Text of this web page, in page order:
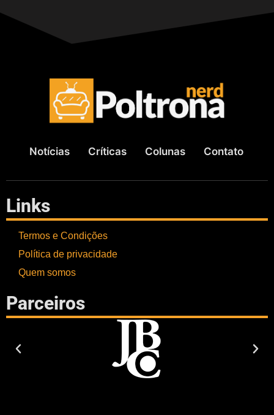
Notícias Críticas Colunas Contato
Links
Termos e Condições
Política de privacidade
Quem somos
Parceiros